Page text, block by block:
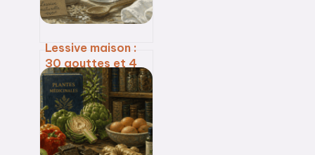
Lessive maison :
30 gouttes et 4
huiles essentielles
pour un linge sain
et durable